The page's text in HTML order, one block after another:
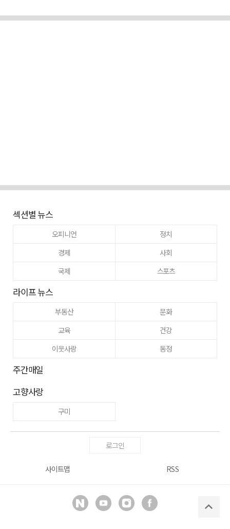
섹션별 뉴스
오피니언
정치
경제
사회
국제
스포츠
라이프 뉴스
부동산
문화
교육
건강
이웃사랑
동정
주간매일
고향사랑
구미
로그인
사이트맵 RSS